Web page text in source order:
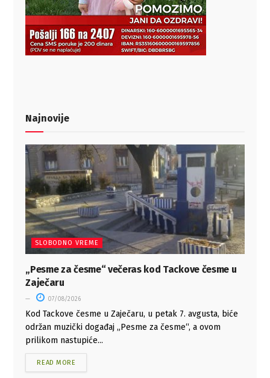
Najnovije
SLOBODNO VREME
„Pesme za česme“ večeras kod Tackove česme u
Zaječaru
07/08/2026
Kod Tackove česme u Zaječaru, u petak 7. avgusta, biće
održan muzički događaj „Pesme za česme“, a ovom
prilikom nastupiće...
READ MORE